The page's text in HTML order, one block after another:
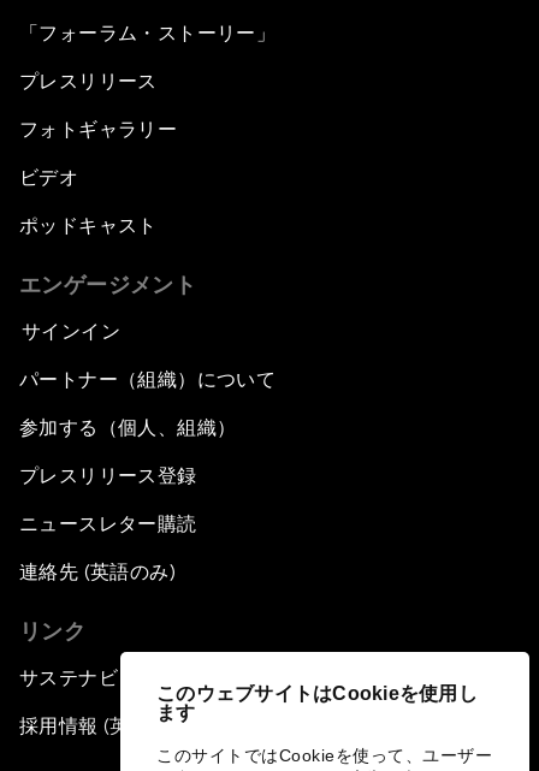
このウェブサイトはCookieを使用し
ます
このサイトではCookieを使って、ユーザー
「フォーラム・ストーリー」
プレスリリース
フォトギャラリー
ビデオ
ポッドキャスト
エンゲージメント
サインイン
パートナー（組織）について
参加する（個人、組織）
プレスリリース登録
ニュースレター購読
連絡先 (英語のみ)
リンク
サステナビリティへの取り組み
採用情報 (英語のみ)